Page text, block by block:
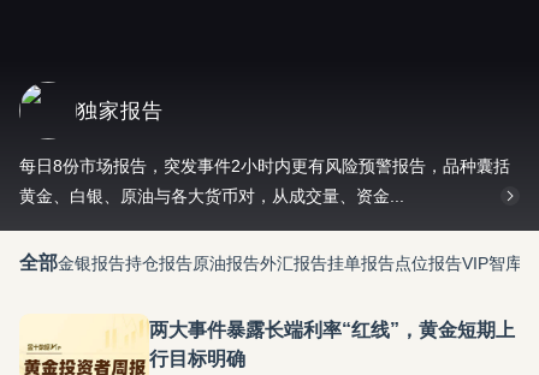
独家报告
每日8份市场报告，突发事件2小时内更有风险预警报告，品种囊括
黄金、白银、原油与各大货币对，从成交量、资金...
全部金银报告持仓报告原油报告外汇报告挂单报告点位报告VIP智库
两大事件暴露长端利率“红线”，黄金短期上
行目标明确